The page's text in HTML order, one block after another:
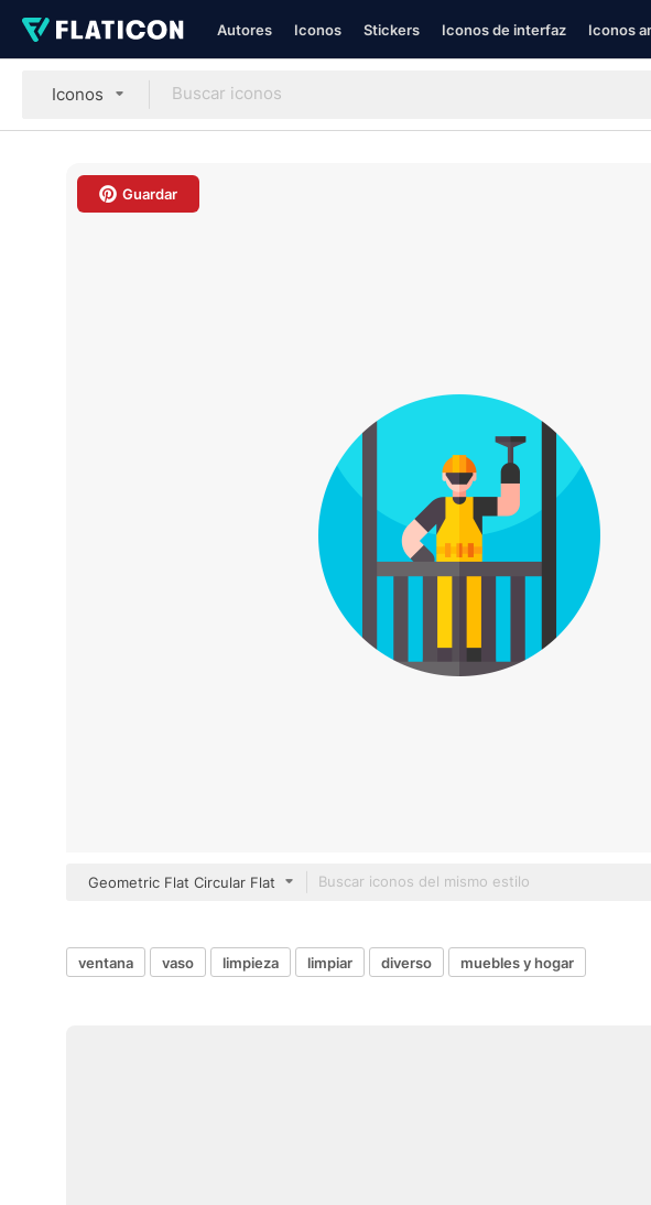
Autores Iconos Stickers Iconos de interfaz Iconos
Iconos
Guardar
Geometric Flat Circular Flat
ventana vaso limpieza limpiar diverso muebles y hogar